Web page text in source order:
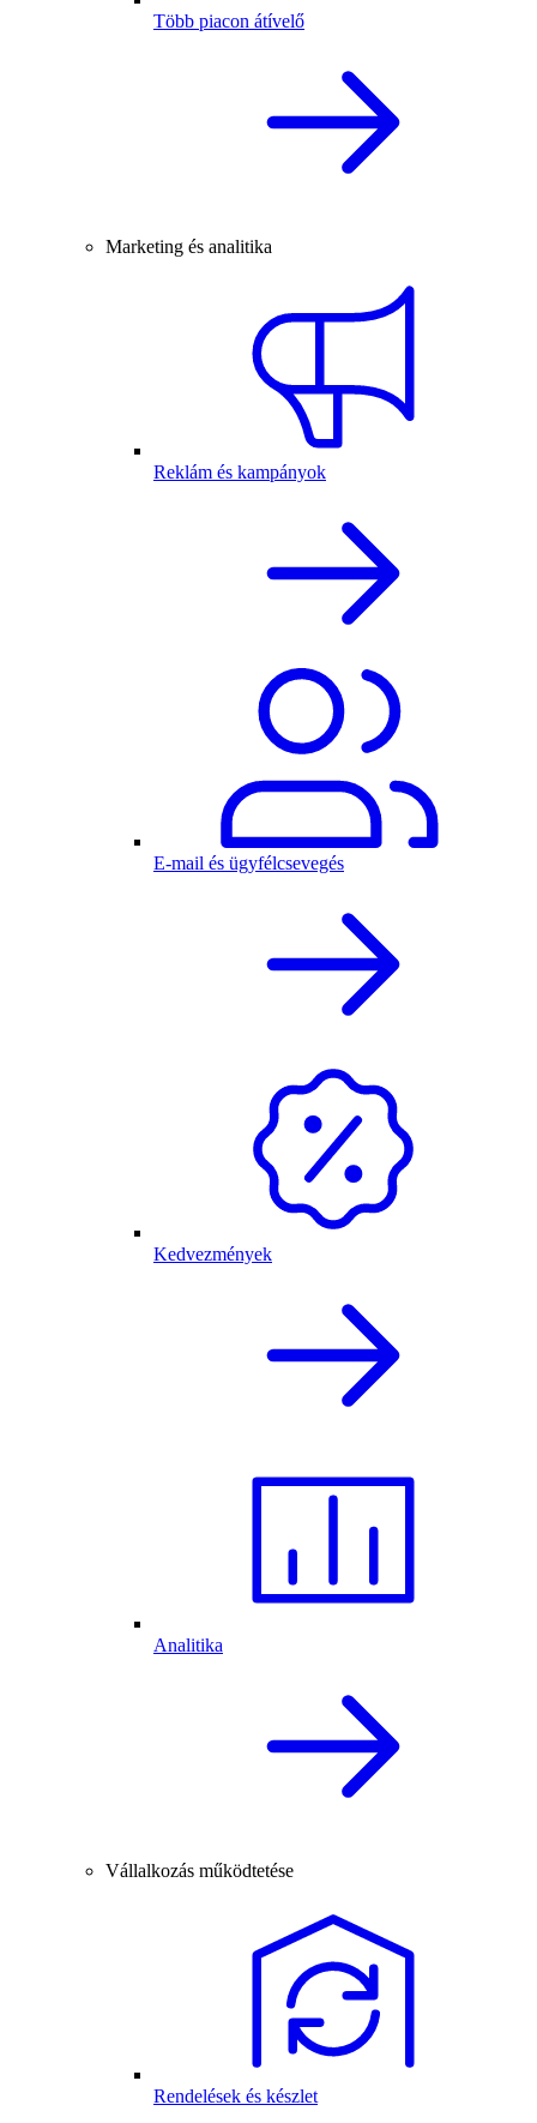
Több piacon átívelő
Marketing és analitika
Reklám és kampányok
E-mail és ügyfélcsevegés
Kedvezmények
Analitika
Vállalkozás működtetése
Rendelések és készlet